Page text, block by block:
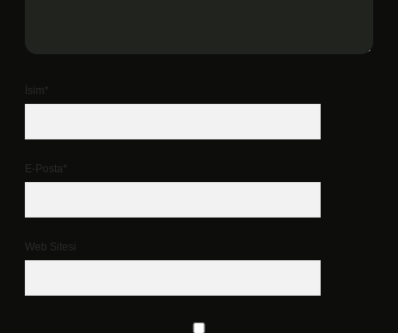
İsim*
E-Posta*
Web Sitesi